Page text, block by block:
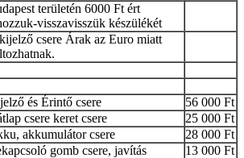
területén 6000 Ft ért
visszavisszük készülékét
csere Árak az Euro miatt
és Érintő csere
56 000 Ft
csere keret csere
25 000 Ft
akkumulátor csere
28 000 Ft
gomb csere, javítás
13 000 Ft